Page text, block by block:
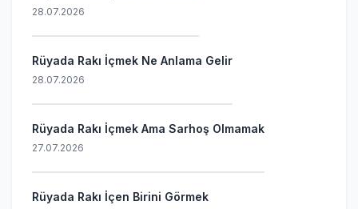
28.07.2026
Rüyada Rakı İçmek Ne Anlama Gelir
28.07.2026
Rüyada Rakı İçmek Ama Sarhoş Olmamak
27.07.2026
Rüyada Rakı İçen Birini Görmek